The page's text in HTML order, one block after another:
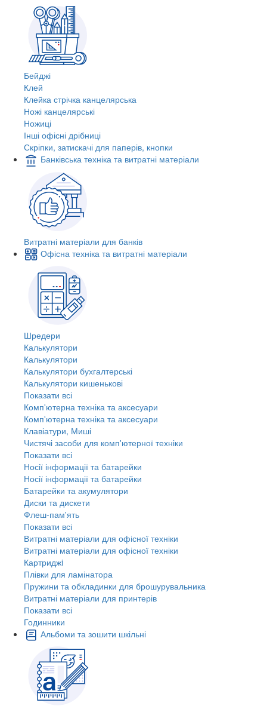
Бейджі
Клей
Клейка стрічка канцелярська
Ножі канцелярські
Ножиці
Інші офісні дрібниці
Скріпки, затискачі для паперів, кнопки
Банківська техніка та витратні матеріали
Витратні матеріали для банків
Офісна техніка та витратні матеріали
Шредери
Калькулятори
Калькулятори
Калькулятори бухгалтерські
Калькулятори кишенькові
Показати всі
Комп'ютерна техніка та аксесуари
Комп'ютерна техніка та аксесуари
Клавіатури, Миші
Чистячі засоби для комп'ютерної техніки
Показати всі
Носії інформації та батарейки
Носії інформації та батарейки
Батарейки та акумулятори
Диски та дискети
Флеш-пам'ять
Показати всі
Витратні матеріали для офісної техніки
Витратні матеріали для офісної техніки
Картриджi
Плівки для ламінатора
Пружини та обкладинки для брошурувальника
Витратні матеріали для принтерів
Показати всі
Годинники
Альбоми та зошити шкільні